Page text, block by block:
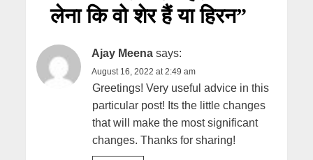
लेना कि वो शेर हैं या हिरन”
Ajay Meena says:
August 16, 2022 at 2:49 am
Greetings! Very useful advice in this
particular post! Its the little changes
that will make the most significant
changes. Thanks for sharing!